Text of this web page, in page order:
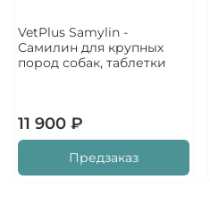
VetPlus Samylin -
Самилин для крупных
пород собак, таблетки
11 900 ₽
Предзаказ